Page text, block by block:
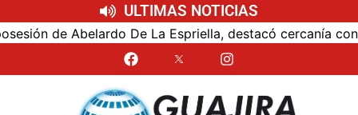
ULTIMAS NOTICIAS
de Abelardo De La Espriella, destacó cercanía con el